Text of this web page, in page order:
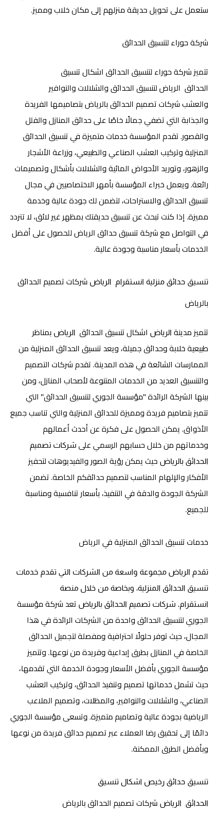
ستعمل على تحويل حديقة منزلهم إلى مكان خلاب ومميز.
شركة حوراء لتنسيق الحدائق
تتميز شركة حوراء لتنسيق الحدائق اشكال تنسيق
الحدائق الرياض لتنسيق الحدائق والشلالات والنوافير
والعشبشركات تصميم الحدائق بالرياض بتصاميمها الفريدة
والجذابة التي تضفي جمالًا خاصًا على حدائق المنازل والفلل
والقصور. تقدم المؤسسة خدمات متميزة في تنسيق الحدائق
المنزلية وتركيب العشب الصناعي والطبيعي، وزراعة الأشجار
والزهور، وتوريد الأحواض المائية والشلالات بأشكال وتصميمات
رائعة. ويعمل خبراء المؤسسة بأمهر الاختصاصيين في مجال
تنسيق الحدائق والاستراحات، لتضمن لك جودة عالية وخدمة
مميزة. إذا كنت تبحث عن تنسيق حديقتك بمظهر غير لائق، لا تتردد
في التواصل مع شركة تنسيق حدائق الرياض للحصول على أفضل
الخدمات بأسعار مناسبة وجودة عالية.
تنسيق حدائق منزلية انستقرام الرياض شركات تصميم الحدائق
بالرياض
تتميز مدينة الرياض اشكال تنسيق الحدائق الرياض بمناظر
طبيعية خلابة وحدائق جميلة، ويعد تنسيق الحدائق المنزلية من
الممارسات الشائعة في هذه المدينة. تقدم شركات التصميم
والتنسيق العديد من الخدمات المتنوعة لأصحاب المنازل، ومن
بينها الشركة الرائدة "مؤسسة الجوري لتنسيق الحدائق" التي
تتميز بتصاميم فريدة ومميزة للحدائق المنزلية والتي تناسب جميع
الأذواق. يمكن الحصول على فكرة عن أحدث أعمالهم
وخدماتهم من خلال حسابهم الرسمي على شركات تصميم
الحدائق بالرياض حيث يمكن رؤية الصور والفيديوهات لتحفيز
الأفكار والإلهام المناسب لتصميم حدائقكم الخاصة. تضمن
الشركة الجودة والدقة في التنفيذ، بأسعار تنافسية ومناسبة
للجميع.
خدمات تنسيق الحدائق المنزلية في الرياض
تقدم الرياض مجموعة واسعة من الشركات التي تقدم خدمات
تنسيق الحدائق المنزلية، وبخاصة من خلال منصة
انستقرام. شركات تصميم الحدائق بالرياض تعد شركة مؤسسة
الجوري لتنسيق الحدائق واحدة من الشركات الرائدة في هذا
المجال، حيث توفر حلولًا احترافية ومفصلة لتجميل الحدائق
الخاصة في المنازل بطرق إبداعية وفريدة من نوعها. وتتميز
مؤسسة الجوري بأفضل الأسعار وجودة الخدمة التي تقدمها،
حيث تشمل خدماتها تصميم وتنفيذ الحدائق، وتركيب العشب
الصناعي، والشلالات والنوافير، والمظلات، وتصميم الملاعب
الرياضية بجودة عالية وتصاميم متميزة. وتسعى مؤسسة الجوري
دائمًا إلى تحقيق رضا العملاء عبر تصميم حدائق فريدة من نوعها
وبأفضل الطرق الممكنة.
تنسيق حدائق رخيص اشكال تنسيق
الحدائق الرياض شركات تصميم الحدائق بالرياض